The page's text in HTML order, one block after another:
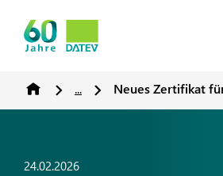
... Neues Zertifikat
24.02.2026